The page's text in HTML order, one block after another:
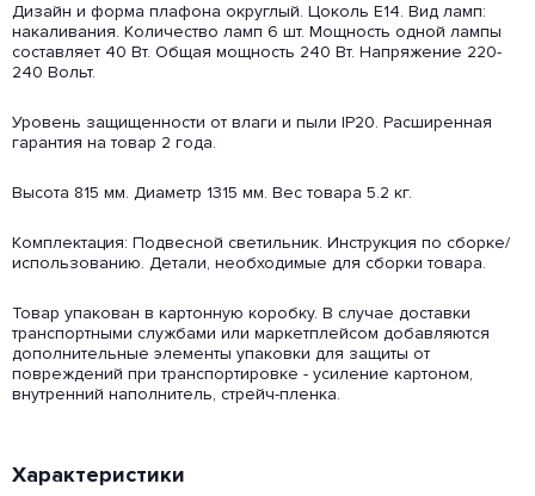
Дизайн и форма плафона округлый. Цоколь E14. Вид ламп:
накаливания. Количество ламп 6 шт. Мощность одной лампы
составляет 40 Вт. Общая мощность 240 Вт. Напряжение 220-
240 Вольт.
Уровень защищенности от влаги и пыли IP20. Расширенная
гарантия на товар 2 года.
Высота 815 мм. Диаметр 1315 мм. Вес товара 5.2 кг.
Комплектация: Подвесной светильник. Инструкция по сборке/
использованию. Детали, необходимые для сборки товара.
Товар упакован в картонную коробку. В случае доставки
транспортными службами или маркетплейсом добавляются
дополнительные элементы упаковки для защиты от
повреждений при транспортировке - усиление картоном,
внутренний наполнитель, стрейч-пленка.
Характеристики